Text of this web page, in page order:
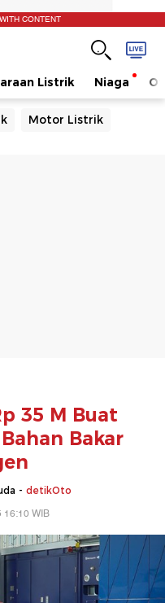
CONTENT
Listrik Niaga
Motor Listrik
35 M Buat
Bakar
- detikOto
16:10 WIB